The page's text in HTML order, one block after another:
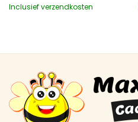
Inclusief verzendkosten